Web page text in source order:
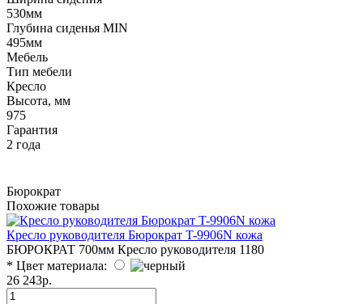
530мм
Глубина сиденья MIN
495мм
Мебель
Тип мебели
Кресло
Высота, мм
975
Гарантия
2 года
Бюрократ
Похожие товары
Кресло руководителя Бюрократ T-9906N кожа
БЮРОКРАТ 700мм Кресло руководителя 1180
* Цвет материала:
26 243р.